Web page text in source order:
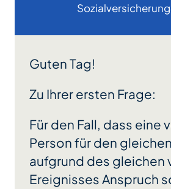
Guten Tag!
Zu Ihrer ersten Frage:
Für den Fall, dass eine
Person für den
aufgrund des gleichen
Ereignisses Anspruch